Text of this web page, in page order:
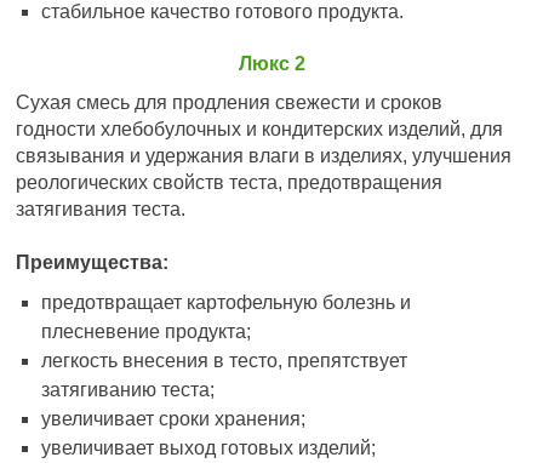
стабильное качество готового продукта.
Люкс 2
Сухая смесь для продления свежести и сроков
годности хлебобулочных и кондитерских изделий, для
связывания и удержания влаги в изделиях, улучшения
реологических свойств теста, предотвращения
затягивания теста.
Преимущества:
предотвращает картофельную болезнь и
плесневение продукта;
легкость внесения в тесто, препятствует
затягиванию теста;
увеличивает сроки хранения;
увеличивает выход готовых изделий;